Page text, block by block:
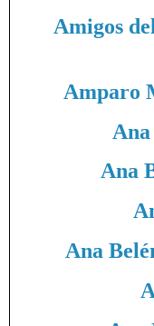
Amigos
Amparo
Ana
Ana